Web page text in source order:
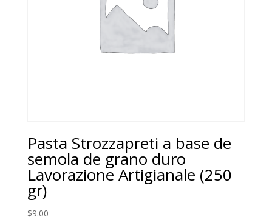
Pasta Strozzapreti a base de
semola de grano duro
Lavorazione Artigianale (250
gr)
$9.00